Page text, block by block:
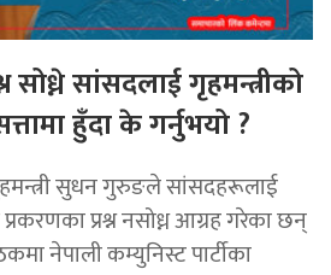
सोध्ने सांसदलाई गृहमन्त्रीको
हुँदा के गर्नुभयो ?
सुधन गुरुङले सांसदहरूलाई
प्रश्न नसोध्न आग्रह गरेका छन्
नेपाली कम्युनिस्ट पार्टीका